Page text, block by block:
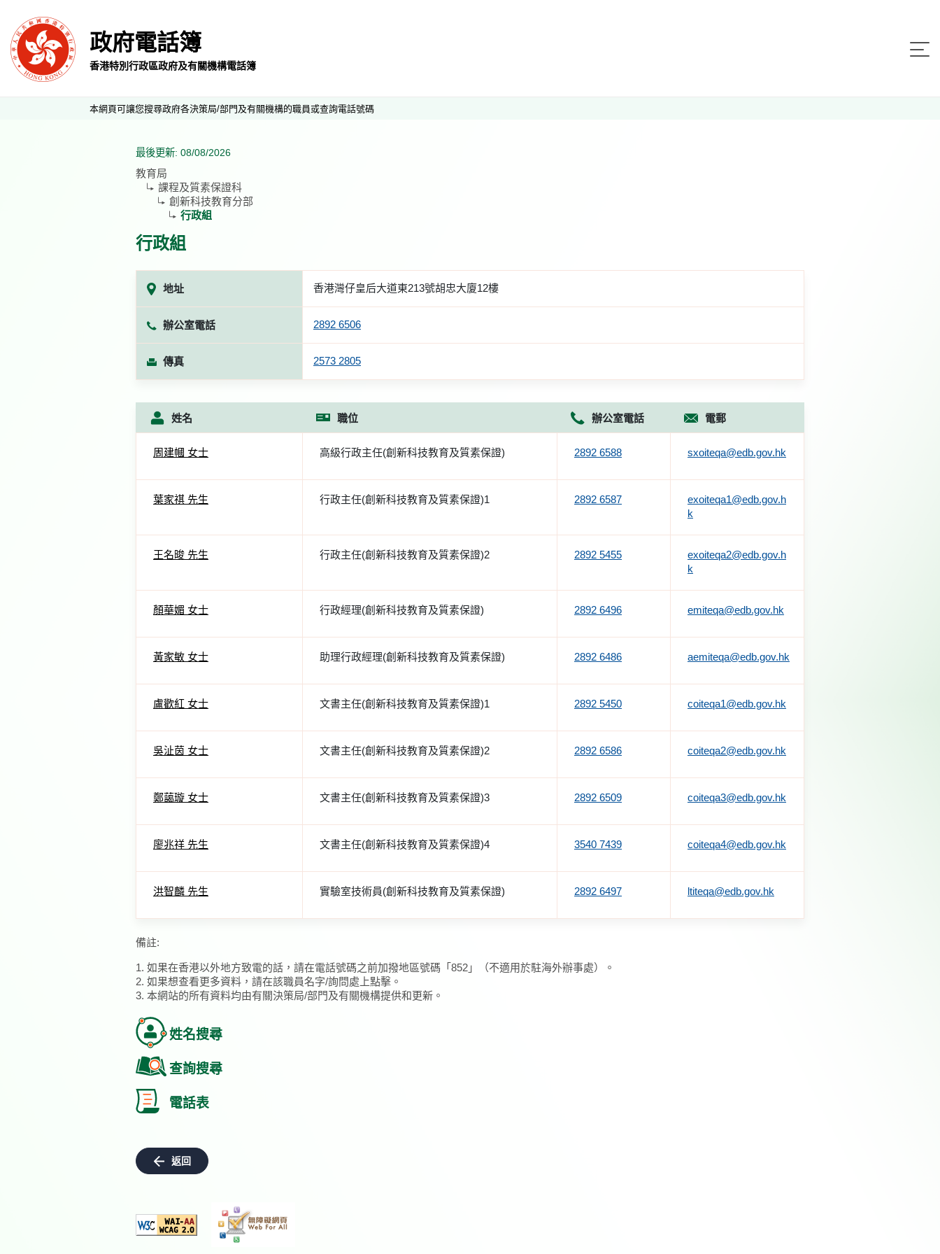
政府電話簿
香港特別行政區政府及有關機構電話簿
本網頁可讓您搜尋政府各決策局/部門及有關機構的職員或查詢電話號碼
最後更新: 08/08/2026
教育局
課程及質素保證科
創新科技教育分部
行政組
行政組
地址 香港灣仔皇后大道東213號胡忠大廈12樓
辦公室電話 2892 6506
傳真 2573 2805
姓名 職位 辦公室電話 電郵
周建幗 女士 高級行政主任(創新科技教育及質素保證) 2892 6588 sxoiteqa@edb.gov.hk
葉家祺 先生 行政主任(創新科技教育及質素保證)1 2892 6587
exoiteqa1@edb.gov.h
k
王名晙 先生 行政主任(創新科技教育及質素保證)2 2892 5455
exoiteqa2@edb.gov.h
k
顏華媚 女士 行政經理(創新科技教育及質素保證) 2892 6496 emiteqa@edb.gov.hk
黃家敏 女士 助理行政經理(創新科技教育及質素保證) 2892 6486 aemiteqa@edb.gov.hk
盧歡紅 女士 文書主任(創新科技教育及質素保證)1 2892 5450 coiteqa1@edb.gov.hk
吳沚茵 女士 文書主任(創新科技教育及質素保證)2 2892 6586 coiteqa2@edb.gov.hk
鄭藹璇 女士 文書主任(創新科技教育及質素保證)3 2892 6509 coiteqa3@edb.gov.hk
廖兆祥 先生 文書主任(創新科技教育及質素保證)4 3540 7439 coiteqa4@edb.gov.hk
洪智麟 先生 實驗室技術員(創新科技教育及質素保證) 2892 6497 ltiteqa@edb.gov.hk
備註:
1. 如果在香港以外地方致電的話，請在電話號碼之前加撥地區號碼「852」（不適用於駐海外辦事處）。
2. 如果想查看更多資料，請在該職員名字/詢問處上點擊。
3. 本網站的所有資料均由有關決策局/部門及有關機構提供和更新。
姓名搜尋
查詢搜尋
電話表
返回